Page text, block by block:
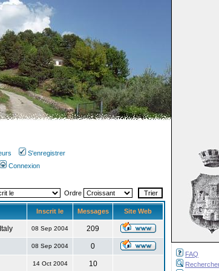
FAQ
S'enregistrer
Connexion
Ordre
Inscrit le Messages Site Web
08 Sep 2004 209
08 Sep 2004 0
14 Oct 2004 10